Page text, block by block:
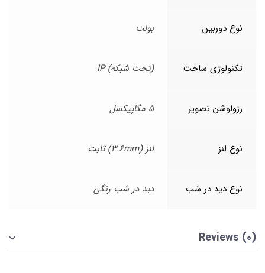
نوع دوربین بولت
تکنولوژی ساخت (تحت شبکه) IP
رزولوشن تصویر 5 مگاپیکسل
نوع لنز لنز (3.6mm) ثابت
نوع دید در شب دید در شب رنگی
Reviews (0)